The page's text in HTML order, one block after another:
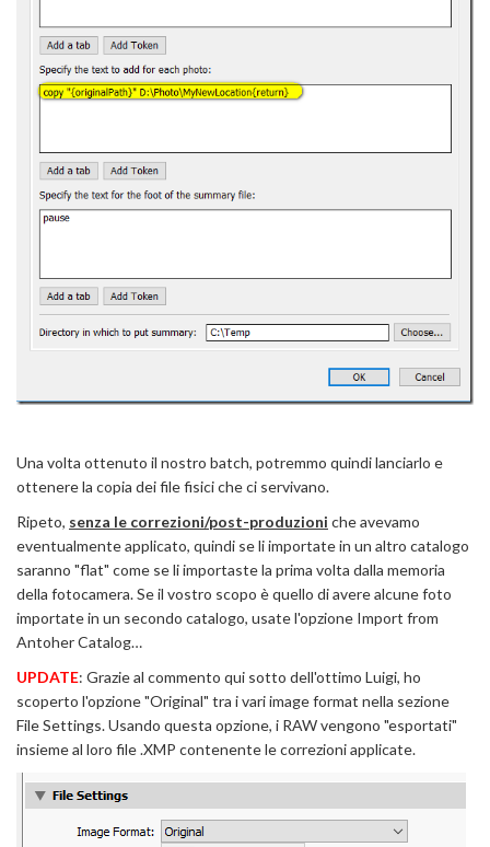
Una volta ottenuto il nostro batch, potremmo quindi lanciarlo e
ottenere la copia dei file fisici che ci servivano.
Ripeto, senza le correzioni/post-produzioni che avevamo
eventualmente applicato, quindi se li importate in un altro catalogo
saranno "flat" come se li importaste la prima volta dalla memoria
della fotocamera. Se il vostro scopo è quello di avere alcune foto
importate in un secondo catalogo, usate l'opzione Import from
Antoher Catalog…
UPDATE: Grazie al commento qui sotto dell'ottimo Luigi, ho
scoperto l'opzione "Original" tra i vari image format nella sezione
File Settings. Usando questa opzione, i RAW vengono "esportati"
insieme al loro file .XMP contenente le correzioni applicate.